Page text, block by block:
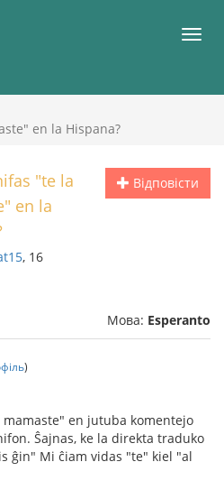
en la Hispana?
Відповісти
"te la
en la
, 16
Мова: Esperanto
)
en jutuba komentejo
Ŝajnas, ke la direkta traduko
ĝin" Mi ĉiam vidas "te" kiel "al